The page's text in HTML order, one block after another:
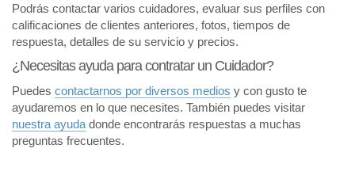
Podrás contactar varios cuidadores, evaluar sus perfiles con
calificaciones de clientes anteriores, fotos, tiempos de
respuesta, detalles de su servicio y precios.
¿Necesitas ayuda para contratar un Cuidador?
Puedes contactarnos por diversos medios y con gusto te
ayudaremos en lo que necesites. También puedes visitar
nuestra ayuda donde encontrarás respuestas a muchas
preguntas frecuentes.